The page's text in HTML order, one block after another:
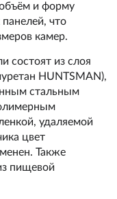
и форму
что
камер.
состоят из слоя
HUNTSMAN),
стальным
удаляемой
цвет
Также
пищевой